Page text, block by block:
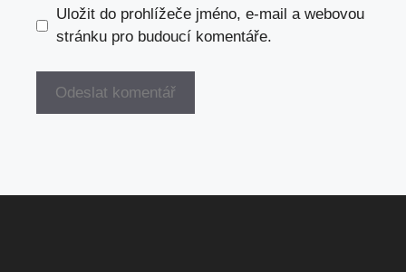
Uložit do prohlížeče jméno, e-mail a webovou
stránku pro budoucí komentáře.